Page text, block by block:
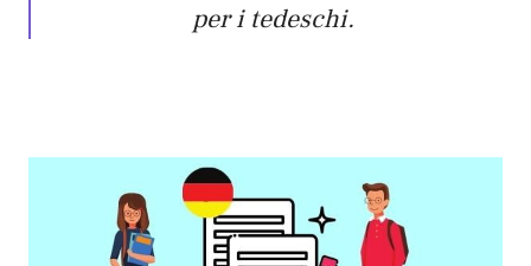
per i tedeschi.